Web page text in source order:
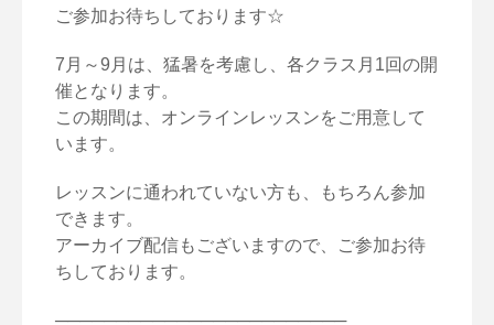
ご参加お待ちしております☆
7月～9月は、猛暑を考慮し、各クラス月1回の開
催となります。
この期間は、オンラインレッスンをご用意して
います。
レッスンに通われていない方も、もちろん参加
できます。
アーカイブ配信もございますので、ご参加お待
ちしております。
────────────────────────